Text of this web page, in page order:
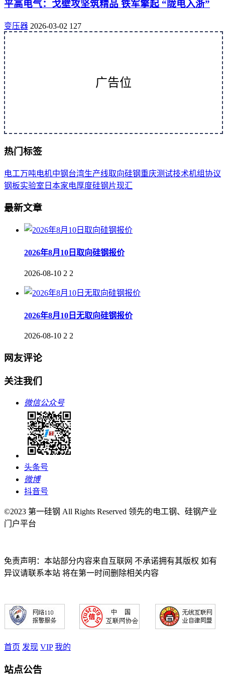
平高电气：戈壁攻坚筑精品 铁军擎起 “陇电入浙”
变压器 2026-03-02 127
广告位
热门标签
电工万吨电机中钢台湾生产线取向硅钢重庆测试技术机组协议
钢板实验室 日本家电厚度硅钢片现汇
最新文章
2026年8月10日取向硅钢报价
2026-08-10 2 2
2026年8月10日无取向硅钢报价
2026-08-10 2 2
网友评论
关注我们
微信公众号
头条号
微博
抖音号
©2023 第一硅钢 All Rights Reserved 领先的电工钢、硅钢产业
门户平台
免责声明：本站部分内容来自互联网 不承诺拥有其版权 如有
异议请联系本站 将在第一时间删除相关内容
首页 发现 VIP 我的
站点公告